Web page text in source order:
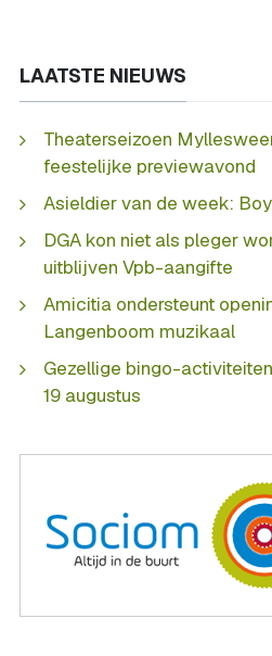
LAATSTE NIEUWS
Theaterseizoen
feestelijke previewavond
Asieldier van de week:
DGA kon niet als pleger
uitblijven Vpb-aangifte
Amicitia ondersteunt
Langenboom muzikaal
Gezellige bingo-
19 augustus